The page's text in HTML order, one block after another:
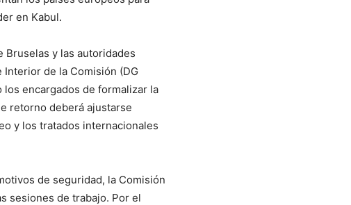
en Kabul.
Bruselas y las autoridades
de la Comisión (DG
encargados de formalizar la
retorno deberá ajustarse
y los tratados internacionales
de seguridad, la Comisión
sesiones de trabajo. Por el